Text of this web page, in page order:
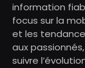
information
focus sur la
et les
aux
suivre